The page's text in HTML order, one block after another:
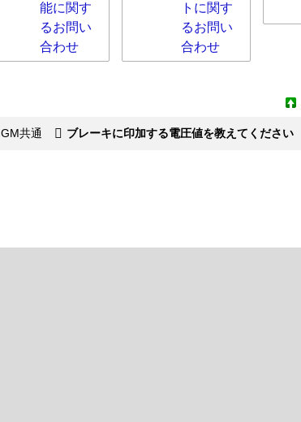
能に関す
るお問い
合わせ
トに関す
るお問い
合わせ
GM共通 ブレーキに印加する電圧値を教えてください